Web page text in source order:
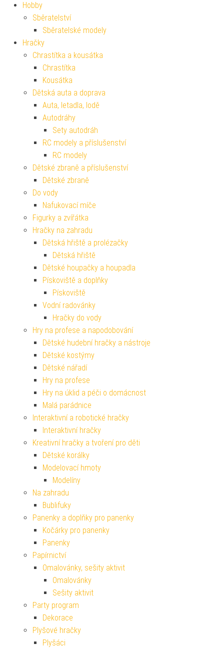
Hobby
Sběratelství
Sběratelské modely
Hračky
Chrastítka a kousátka
Chrastítka
Kousátka
Dětská auta a doprava
Auta, letadla, lodě
Autodráhy
Sety autodráh
RC modely a příslušenství
RC modely
Dětské zbraně a příslušenství
Dětské zbraně
Do vody
Nafukovací míče
Figurky a zvířátka
Hračky na zahradu
Dětská hřiště a prolézačky
Dětská hřiště
Dětské houpačky a houpadla
Pískoviště a doplňky
Pískoviště
Vodní radovánky
Hračky do vody
Hry na profese a napodobování
Dětské hudební hračky a nástroje
Dětské kostýmy
Dětské nářadí
Hry na profese
Hry na úklid a péči o domácnost
Malá parádnice
Interaktivní a robotické hračky
Interaktivní hračky
Kreativní hračky a tvoření pro děti
Dětské korálky
Modelovací hmoty
Modelíny
Na zahradu
Bublifuky
Panenky a doplňky pro panenky
Kočárky pro panenky
Panenky
Papírnictví
Omalovánky, sešity aktivit
Omalovánky
Sešity aktivit
Party program
Dekorace
Plyšové hračky
Plyšáci